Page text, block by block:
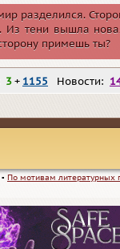
разделился.
Из тени вышла
примешь ты?
3+ 1155 Новости:
▪ По мотивам литературных